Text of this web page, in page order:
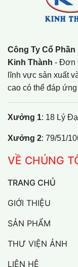
Công Ty Cổ
Kinh Thành - Đơn
lĩnh vực sản xuất
cao có thể đáp
Xưởng 1: 18 Lý
Xưởng 2: 79/51/
VỀ CHÚNG
TRANG CHỦ
GIỚI THIỆU
SẢN PHẨM
THƯ VIỆN ẢNH
LIÊN HỆ